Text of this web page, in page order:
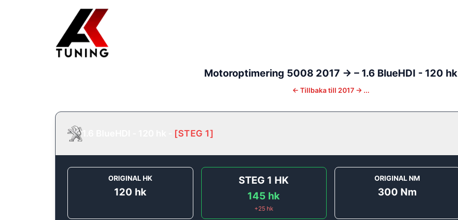
Motoroptimering 5008 2017 -> – 1.6 BlueHDI - 120 hk
← Tillbaka till 2017 -> ...
[STEG 1]
ORIGINAL HK
120 hk
STEG 1 HK
145 hk
+25hk
ORIGINAL NM
300 Nm